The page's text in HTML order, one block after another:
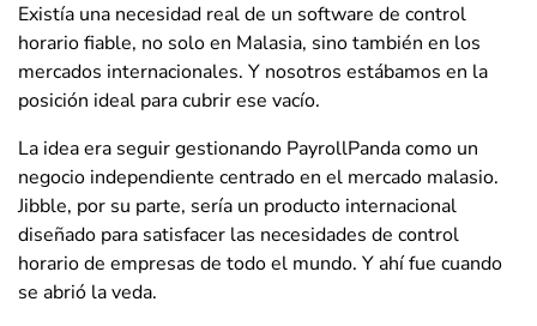
Existía una necesidad real de un software de control
horario fiable, no solo en Malasia, sino también en los
mercados internacionales. Y nosotros estábamos en la
posición ideal para cubrir ese vacío.
La idea era seguir gestionando PayrollPanda como un
negocio independiente centrado en el mercado malasio.
Jibble, por su parte, sería un producto internacional
diseñado para satisfacer las necesidades de control
horario de empresas de todo el mundo. Y ahí fue cuando
se abrió la veda.